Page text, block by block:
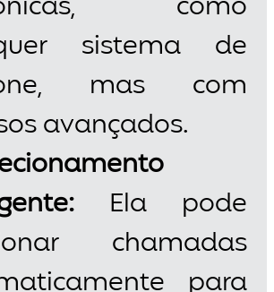
como
sistema de
mas com
avançados.
Ela pode
chamadas
para